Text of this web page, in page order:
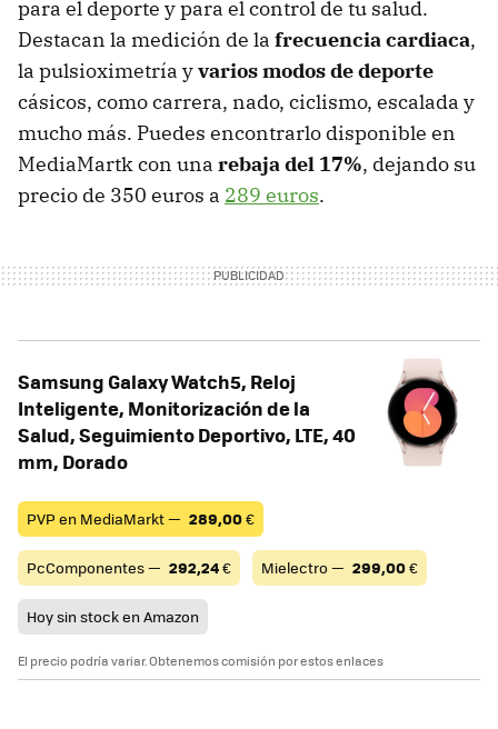
para el deporte y para el control de tu salud.
Destacan la medición de la frecuencia cardiaca,
la pulsioximetría yvarios modos de deporte
cásicos, como carrera, nado, ciclismo, escalada y
mucho más. Puedes encontrarlo disponible en
MediaMartk con una rebaja del 17%, dejando su
precio de 350 euros a 289 euros.
Samsung Galaxy Watch5, Reloj
Inteligente, Monitorización de la
Salud, Seguimiento Deportivo, LTE, 40
mm, Dorado
PVP en MediaMarkt — 289,00€
PcComponentes — 292,24€ Mielectro — 299,00€
Hoy sin stock en Amazon
El precio podría variar. Obtenemos comisión por estos enlaces